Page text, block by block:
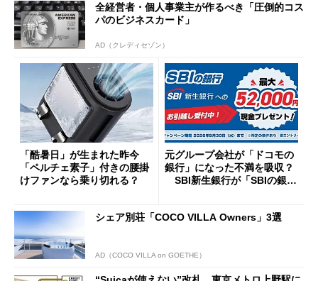
全経営者・個人事業主が作るべき「圧倒的コス
パのビジネスカード」
AD（クレディセゾン）
「酷暑日」が生まれた昨今
「ペルチェ素子」付きの腰掛
けファンなら乗り切れる？
元グループ会社が「ドコモの
銀行」になった不満を吸収？
SBI新生銀行が「SBIの銀
開催
シェア別荘「COCO VILLA Owners」3選
AD（COCO VILLA on GOETHE）